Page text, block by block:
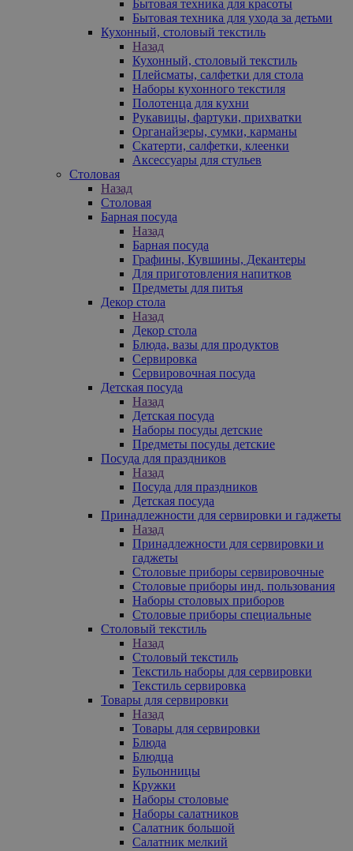
Бытовая техника для красоты
Бытовая техника для ухода за детьми
Кухонный, столовый текстиль
Назад
Кухонный, столовый текстиль
Плейсматы, салфетки для стола
Наборы кухонного текстиля
Полотенца для кухни
Рукавицы, фартуки, прихватки
Органайзеры, сумки, карманы
Скатерти, салфетки, клеенки
Аксессуары для стульев
Столовая
Назад
Столовая
Барная посуда
Назад
Барная посуда
Графины, Кувшины, Декантеры
Для приготовления напитков
Предметы для питья
Декор стола
Назад
Декор стола
Блюда, вазы для продуктов
Сервировка
Сервировочная посуда
Детская посуда
Назад
Детская посуда
Наборы посуды детские
Предметы посуды детские
Посуда для праздников
Назад
Посуда для праздников
Детская посуда
Принадлежности для сервировки и гаджеты
Назад
Принадлежности для сервировки и
гаджеты
Столовые приборы сервировочные
Столовые приборы инд. пользования
Наборы столовых приборов
Столовые приборы специальные
Столовый текстиль
Назад
Столовый текстиль
Текстиль наборы для сервировки
Текстиль сервировка
Товары для сервировки
Назад
Товары для сервировки
Блюда
Блюдца
Бульонницы
Кружки
Наборы столовые
Наборы салатников
Салатник большой
Салатник мелкий